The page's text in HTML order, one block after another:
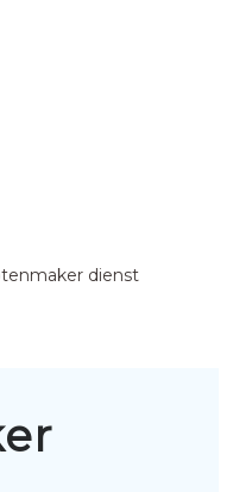
dienst